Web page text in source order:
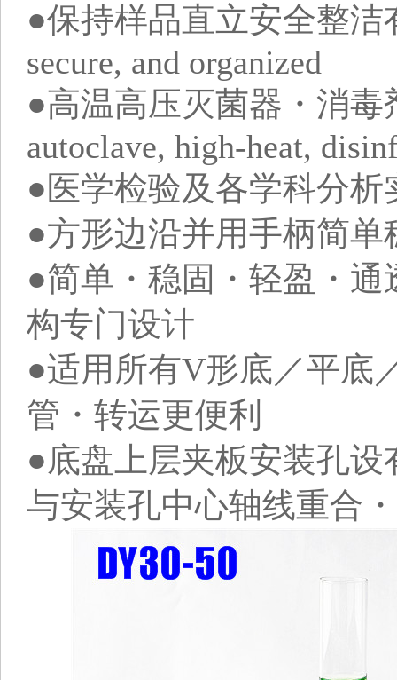
●保持样品直立安全整洁
secure, and organized
●高温高压灭菌器・消毒
autoclave, high-heat,
●医学检验及各学科分
●方形边沿并用手柄简
●简单・稳固・轻盈・
构专门设计
●适用所有V形底／平底
管・转运更便利
●底盘上层夹板安装孔
与安装孔中心轴线重合